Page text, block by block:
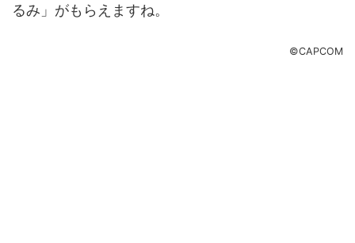
るみ」がもらえますね。
©CAPCOM